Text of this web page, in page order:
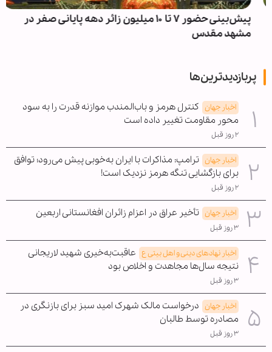
پیش‌بینی حضور ۷ تا ۱۰ میلیون زائر دهه پایانی صفر در
مشهد مقدس
پربازدیدترین‌ها
اخبار جهان کنترل هرمز و باب‌المندب موازنه قدرت را به سود
محور مقاومت تغییر داده است
۲ روز قبل
اخبار جهان ترامپ: مذاکرات با ایران به‌خوبی پیش می‌رود؛ توافق
برای بازگشایی تنگه هرمز نزدیک است!
۲ روز قبل
اخبار جهان تأخیر عراق در اعزام زائران افغانستانی اربعین
۳ روز قبل
اخبار نهادهای دینی و اهل بیتی ع عاقبت‌به‌خیری شهید لاریجانی
نتیجه سال‌ها مجاهدت و اخلاص بود
۳ روز قبل
اخبار جهان درخواست مالک شهرک امید سبز برای بازنگری در
مصادره توسط طالبان
۳ روز قبل